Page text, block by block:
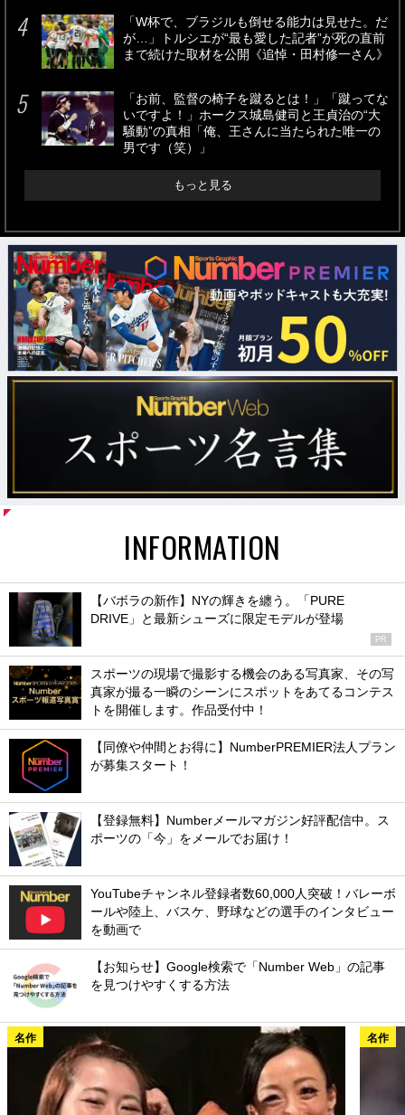
「W杯で、ブラジルも倒せる能力は見せた。だ
が…」トルシエが“最も愛した記者”が死の直前
まで続けた取材を公開《追悼・田村修一さん》
「お前、監督の椅子を蹴るとは！」「蹴ってな
いですよ！」ホークス城島健司と王貞治の“大
騒動”の真相「俺、王さんに当たられた唯一の
男です（笑）」
もっと見る
INFORMATION
【バボラの新作】NYの輝きを纏う。「PURE
DRIVE」と最新シューズに限定モデルが登場
PR
スポーツの現場で撮影する機会のある写真家、その写
真家が撮る一瞬のシーンにスポットをあてるコンテス
トを開催します。作品受付中！
【同僚や仲間とお得に】NumberPREMIER法人プラン
が募集スタート！
【登録無料】Numberメールマガジン好評配信中。ス
ポーツの「今」をメールでお届け！
YouTubeチャンネル登録者数60,000人突破！バレーボ
ールや陸上、バスケ、野球などの選手のインタビュー
を動画で
【お知らせ】Google検索で「Number Web」の記事
を見つけやすくする方法
名作 名作